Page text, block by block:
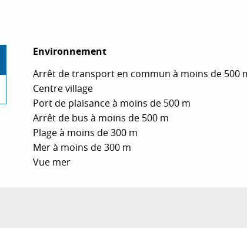
Environnement
Environnement
Arrêt de transport en commun à moins de 500
Centre village
Port de plaisance à moins de 500 m
Arrêt de bus à moins de 500 m
Plage à moins de 300 m
Mer à moins de 300 m
Vue mer